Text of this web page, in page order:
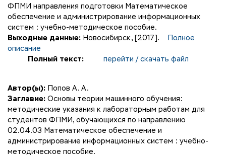
ФПМИ направления подготовки Математическое
обеспечение и администрирование информационных
систем : учебно-методическое пособие.
Выходные данные: Новосибирск, [2017].
Полное
описание
Полный текст:
перейти / скачать файл
Автор(ы): Попов А. А.
Заглавие: Основы теории машинного обучения:
методические указания к лабораторным работам для
студентов ФПМИ, обучающихся по направлению
02.04.03 Математическое обеспечение и
администрирование информационных систем : учебно-
методическое пособие.